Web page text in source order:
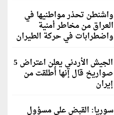
واشنطن تحذر مواطنيها في
العراق من مخاطر أمنية
واضطرابات في حركة الطيران
الجيش الأردني يعلن اعتراض 5
صواريخ قال إنها أُطلقت من
إيران
سوريا: القبض على مسؤول